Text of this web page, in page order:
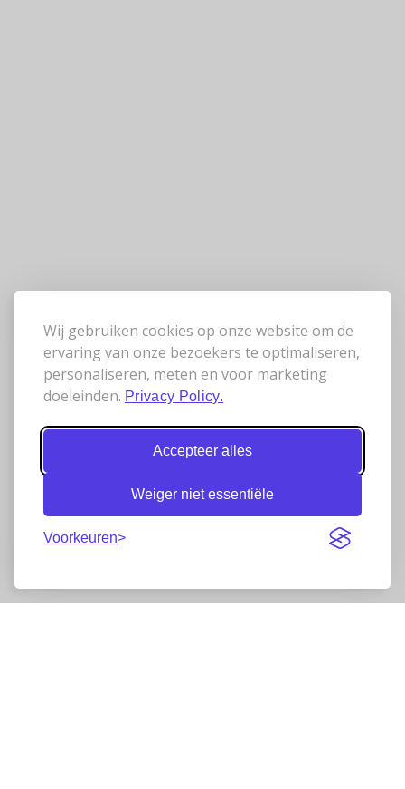
Wij gebruiken cookies op onze website om de
ervaring van onze bezoekers te optimaliseren,
personaliseren, meten en voor marketing
doeleinden. Privacy Policy.
Accepteer alles
Weiger niet essentiële
Voorkeuren